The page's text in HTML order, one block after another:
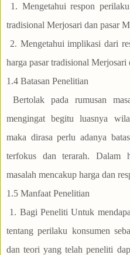
1. Mengetahui respon
tradisional Merjosari dan pasar
2. Mengetahui implikasi dari
harga pasar tradisional
1.4 Batasan Penelitian
Bertolak pada rumusan
mengingat begitu luasnya
maka dirasa perlu adanya
terfokus dan terarah. Dalam
masalah mencakup harga dan
1.5 Manfaat Penelitian
1. Bagi Peneliti Untuk
tentang perilaku konsumen
dan teori yang telah peneliti